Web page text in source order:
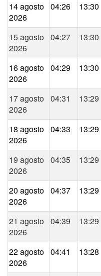
14 agosto
2026
04:26 13:30
15 agosto
2026
04:27 13:30
16 agosto
2026
04:29 13:30
17 agosto
2026
04:31 13:29
18 agosto
2026
04:33 13:29
19 agosto
2026
04:35 13:29
20 agosto
2026
04:37 13:29
21 agosto
2026
04:39 13:29
22 agosto
2026
04:41 13:28